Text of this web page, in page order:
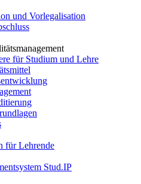
und Vorlegalisation
für Studium und Lehre
für Lehrende
Stud.IP